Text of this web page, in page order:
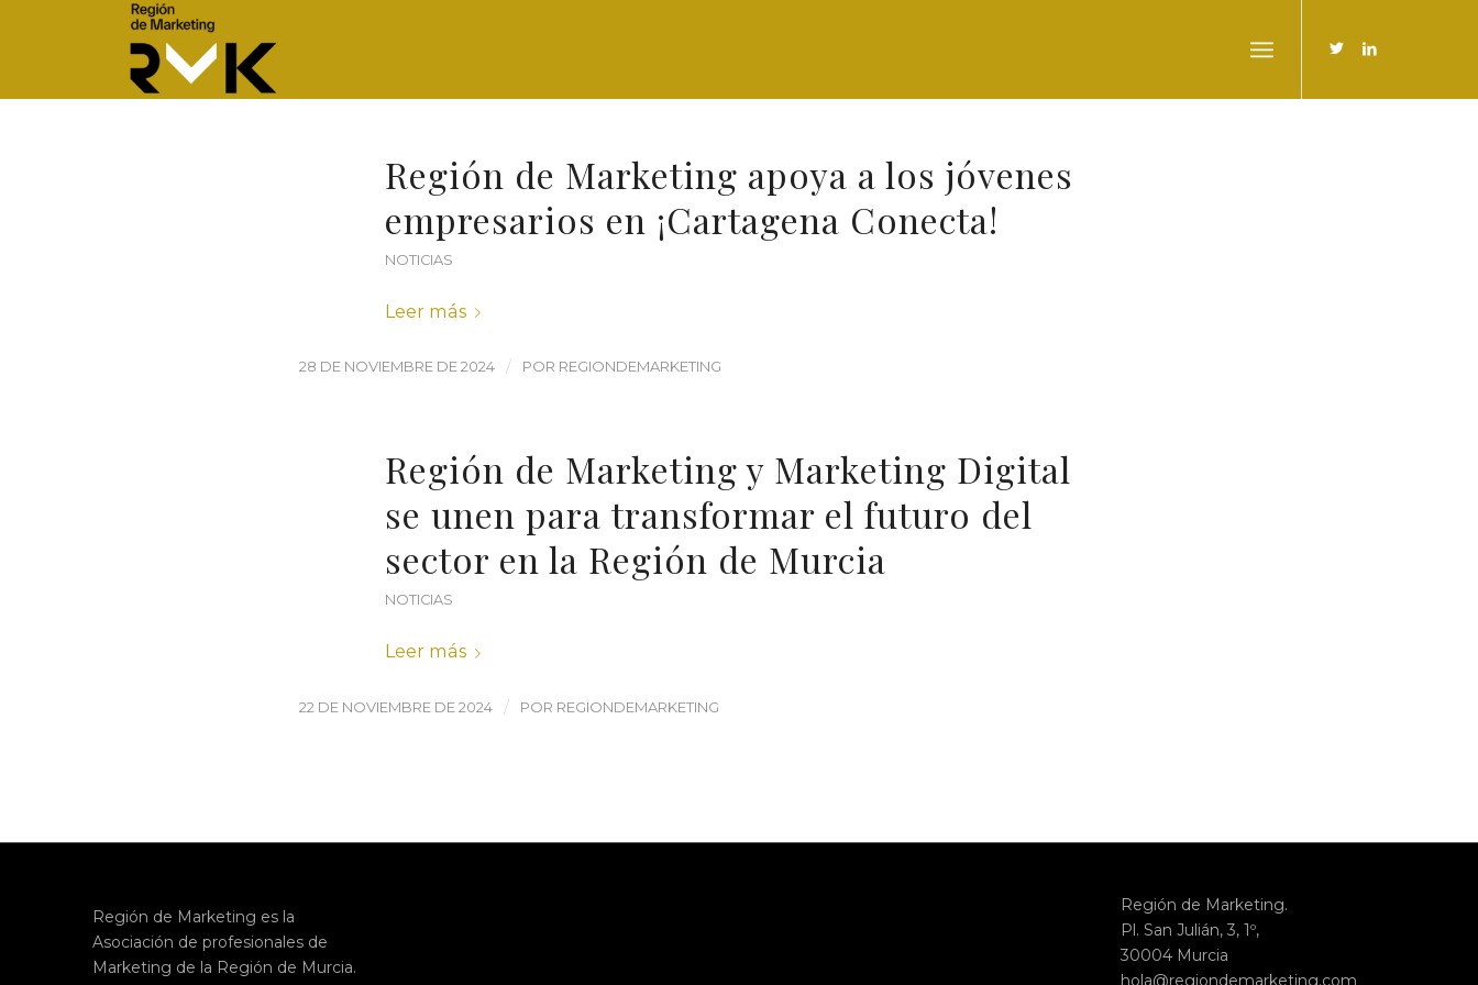
Región de Marketing apoya a los jóvenes
empresarios en ¡Cartagena Conecta!
NOTICIAS
Leer más
28 DE NOVIEMBRE DE 2024 / POR REGIONDEMARKETING
Región de Marketing y Marketing Digital
se unen para transformar el futuro del
sector en la Región de Murcia
NOTICIAS
Leer más
22 DE NOVIEMBRE DE 2024 / POR REGIONDEMARKETING
Región de Marketing es la
Asociación de profesionales de
Marketing de la Región de Murcia.
Región de Marketing.
Pl. San Julián, 3, 1º,
30004 Murcia
hola@regiondemarketing.com